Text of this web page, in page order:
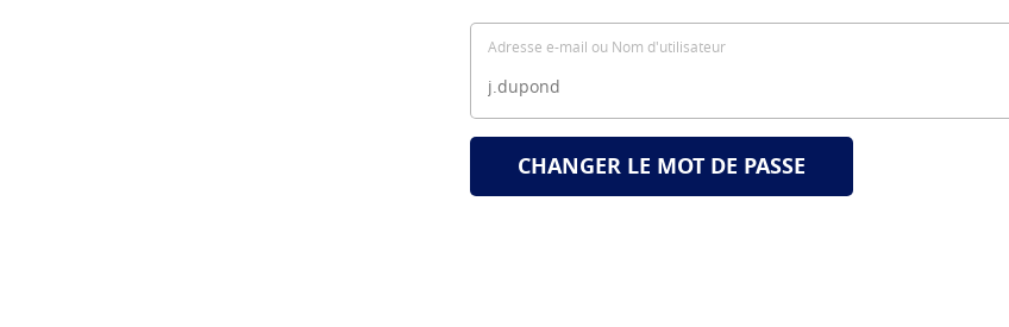
Adresse e-mail ou Nom d'utilisateur
CHANGER LE MOT DE PASSE